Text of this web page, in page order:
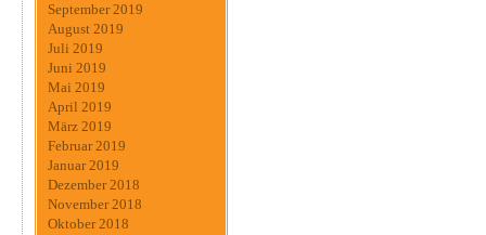
September 2019
August 2019
Juli 2019
Juni 2019
Mai 2019
April 2019
März 2019
Februar 2019
Januar 2019
Dezember 2018
November 2018
Oktober 2018